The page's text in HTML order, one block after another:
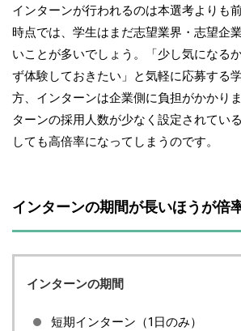
インターンが行われるのは本選考よりも
時点では、学生はまだ志望業界・志望企
いことが多いでしょう。「少し気になる
ず体験しておきたい」と気軽に応募する
方、インターンは企業側に負担がかかり
ターンの採用人数が少なく設定されてい
しても高倍率になってしまうのです。
インターンの期間が長いほうが倍
インターンの期間
短期インターン（1日のみ）